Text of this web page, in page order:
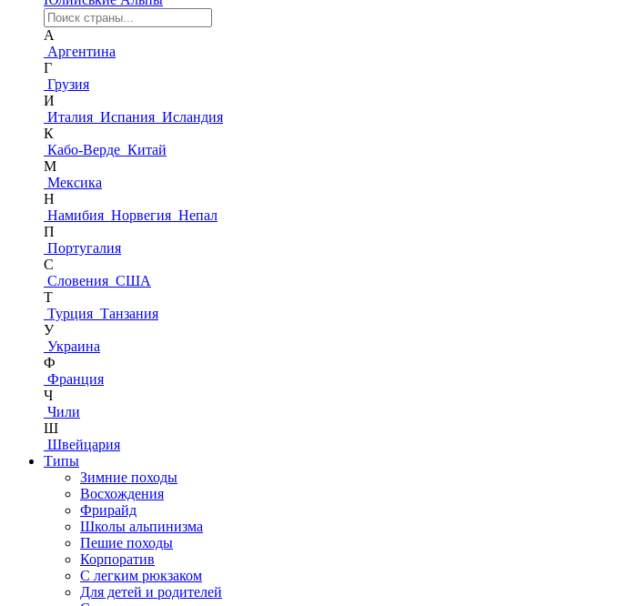
А
Аргентина
Г
Грузия
И
Италия Испания Исландия
К
Кабо-Верде Китай
М
Мексика
Н
Намибия Норвегия Непал
П
Португалия
С
Словения США
Т
Турция Танзания
У
Украина
Ф
Франция
Ч
Чили
Ш
Швейцария
Типы
Зимние походы
Восхождения
Фрирайд
Школы альпинизма
Пешие походы
Корпоратив
С легким рюкзаком
Для детей и родителей